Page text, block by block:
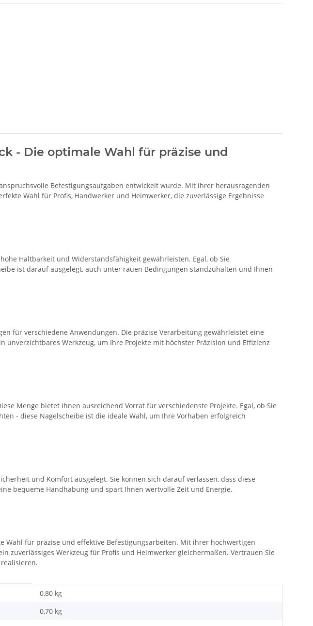
- Die optimale Wahl für präzise und
Befestigungsaufgaben entwickelt wurde. Mit ihrer herausragenden
Wahl für Profis, Handwerker und Heimwerker, die zuverlässige Ergebnisse
Haltbarkeit und Widerstandsfähigkeit gewährleisten. Egal, ob Sie
ist darauf ausgelegt, auch unter rauen Bedingungen standzuhalten und Ihnen
für verschiedene Anwendungen. Die präzise Verarbeitung gewährleistet eine
Werkzeug, um Ihre Projekte mit höchster Präzision und Effizienz
Menge bietet Ihnen ausreichend Vorrat für verschiedenste Projekte. Egal, ob Sie
- diese Nagelscheibe ist die ideale Wahl, um Ihre Vorhaben erfolgreich
und Komfort ausgelegt. Sie können sich darauf verlassen, dass diese
bequeme Handhabung und spart Ihnen wertvolle Zeit und Energie.
Wahl für präzise und effektive Befestigungsarbeiten. Mit ihrer hochwertigen
zuverlässiges Werkzeug für Profis und Heimwerker gleichermaßen. Vertrauen Sie
0,80 kg
0,70 kg